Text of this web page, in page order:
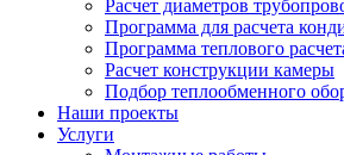
Расчет диаметров
Программа для расчета
Программа теплового
Расчет конструкции камеры
Подбор теплообменного
Наши проекты
Услуги